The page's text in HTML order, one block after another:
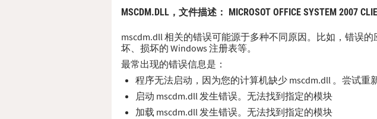
MSCDM.DLL， 文件描述 ： MICROSOT OFFICE SYSTEM 2007
mscdm.dll 相关的错误可能源于多种不同原因。比如，错误
坏、损坏的 Windows 注册表等。
最常出现的错误信息是：
程序无法启动，因为您的计算机缺少 mscdm.dll 。尝试重
启动 mscdm.dll 发生错误。无法找到指定的模块
加载 mscdm.dll 发生错误。无法找到指定的模块